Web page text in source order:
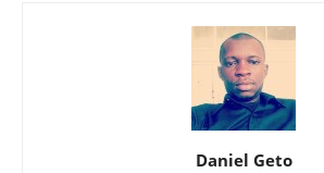
Daniel Geto